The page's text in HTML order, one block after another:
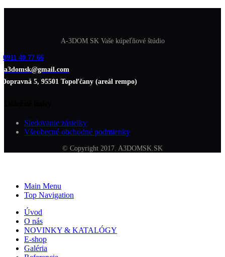
A-3DOM SK Vaše kúpeľňové štúdio
0911 40 77 66
a3domsk@gmail.com
Dopravná 5, 95501 Topoľčany (areál rempo)
Sledovanie zásielky
Všeobecné obchodné podmienky
© Copyright 2017. A3DOMSK.SK
Main Menu
Top Navigation
Úvod
O nás
NOVINKY & KATALÓGY
E-shop
Galéria